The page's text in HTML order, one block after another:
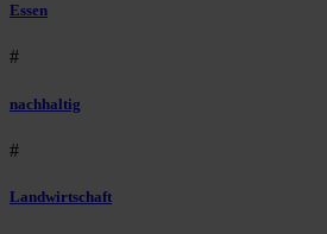
Essen
#
nachhaltig
#
Landwirtschaft